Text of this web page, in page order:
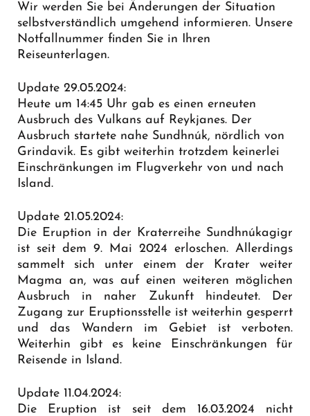
Wir werden Sie bei Änderungen der Situation
selbstverständlich umgehend informieren. Unsere
Notfallnummer finden Sie in Ihren
Reiseunterlagen.
Update 29.05.2024:
Heute um 14:45 Uhr gab es einen erneuten
Ausbruch des Vulkans auf Reykjanes. Der
Ausbruch startete nahe Sundhnúk, nördlich von
Grindavik. Es gibt weiterhin trotzdem keinerlei
Einschränkungen im Flugverkehr von und nach
Island.
Update 21.05.2024:
Die Eruption in der Kraterreihe Sundhnúkagigr
ist seit dem 9. Mai 2024 erloschen. Allerdings
sammelt sich unter einem der Krater weiter
Magma an, was auf einen weiteren möglichen
Ausbruch in naher Zukunft hindeutet. Der
Zugang zur Eruptionsstelle ist weiterhin gesperrt
und das Wandern im Gebiet ist verboten.
Weiterhin gibt es keine Einschränkungen für
Reisende in Island.
Update 11.04.2024:
Die Eruption ist seit dem 16.03.2024 nicht